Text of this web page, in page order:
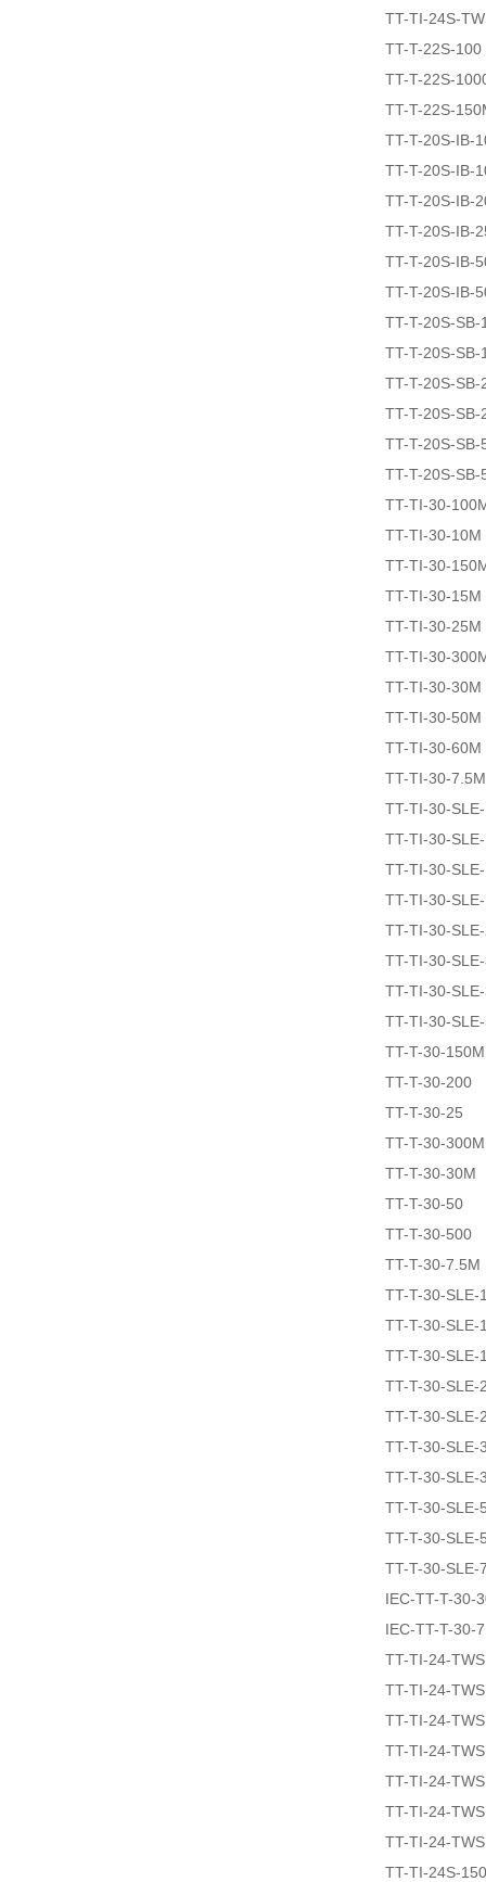
TT-TI-24S-
TT-T-22S-100
TT-T-22S-
TT-T-22S-
TT-T-20S-IB-
TT-T-20S-IB-
TT-T-20S-IB-
TT-T-20S-IB-
TT-T-20S-IB-
TT-T-20S-IB-
TT-T-20S-SB-
TT-T-20S-SB-
TT-T-20S-SB-
TT-T-20S-SB-
TT-T-20S-SB-
TT-T-20S-SB-
TT-TI-30-
TT-TI-30-10M
TT-TI-30-
TT-TI-30-15M
TT-TI-30-25M
TT-TI-30-
TT-TI-30-30M
TT-TI-30-50M
TT-TI-30-60M
TT-TI-30-7.5M
TT-TI-30-
TT-TI-30-
TT-TI-30-
TT-TI-30-
TT-TI-30-
TT-TI-30-
TT-TI-30-
TT-TI-30-
TT-T-30-150M
TT-T-30-200
TT-T-30-25
TT-T-30-300M
TT-T-30-30M
TT-T-30-50
TT-T-30-500
TT-T-30-7.5M
TT-T-30-SLE-
TT-T-30-SLE-
TT-T-30-SLE-
TT-T-30-SLE-
TT-T-30-SLE-
TT-T-30-SLE-
TT-T-30-SLE-
TT-T-30-SLE-
TT-T-30-SLE-
TT-T-30-SLE-
IEC-TT-T-30-
IEC-TT-T-30-
TT-TI-24-
TT-TI-24-
TT-TI-24-
TT-TI-24-
TT-TI-24-
TT-TI-24-
TT-TI-24-
TT-TI-24S-